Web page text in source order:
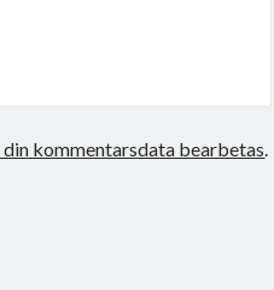
din kommentarsdata bearbetas.